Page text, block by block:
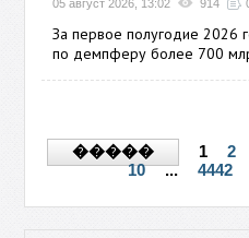
05 август 2026, 13:02 914
За первое полугодие 2026
по демпферу более 700
����� 1 2
10
... 4442